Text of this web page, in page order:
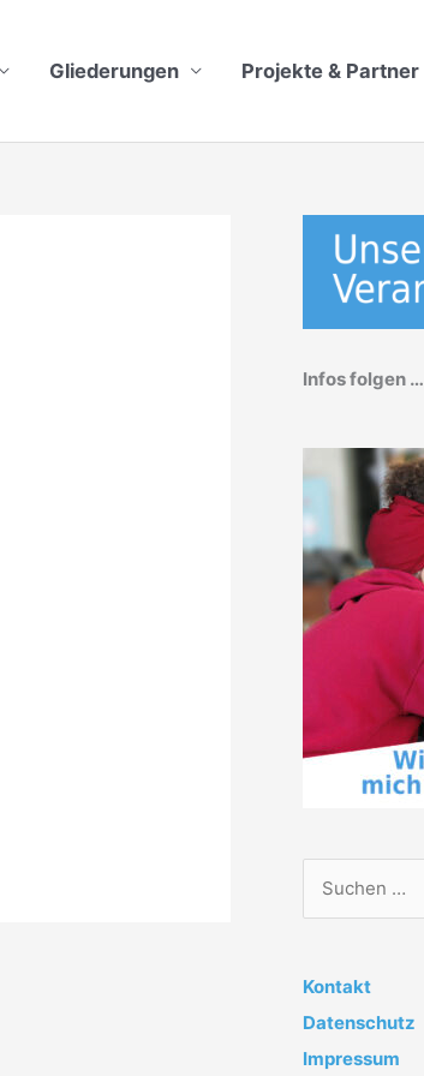
Gliederungen Projekte & Partner
Infos folgen …
h
e
n
Kontakt
Datenschutz
Impressum